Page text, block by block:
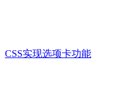
CSS实现选项卡功能